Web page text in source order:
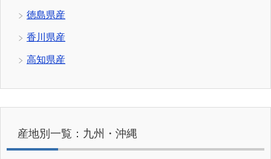
徳島県産
香川県産
高知県産
産地別一覧：九州・沖縄